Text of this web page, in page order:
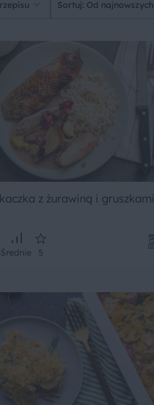
Sortuj: Od najnowszych
z żurawiną i gruszkami
Średnie 5